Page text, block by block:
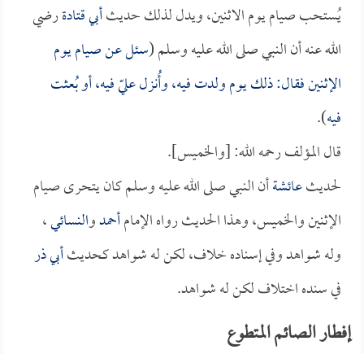
يُستحب صيام يوم الاثنين، ويدل لذلك حديثأبي قتادةرضي
الله عنه أن النبي صلى الله عليه وسلم (سئل عن صيام يوم
الإثنين فقال: ذلك يوم ولدت فيه، وأُنزل عليّ فيه، أو بُعثت
فيه).
قال المؤلف رحمه الله: [والخميس].
لحديثعائشةأن النبي صلى الله عليه وسلم كان يتحرى صيام
الإثنين والخميس، وهذا الحديث رواه الإمامأحمدوالنسائي،
وله شواهد وفي إسناده خلاف، لكن له شواهد كحديثأبي ذر
في سنده اختلاف لكن له شواهد.
إفطار الصائم المتطوع